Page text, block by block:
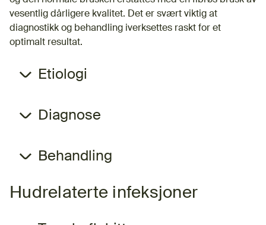
vesentlig dårligere kvalitet. Det er svært viktig at
diagnostikk og behandling iverksettes raskt for et
optimalt resultat.
Etiologi
Diagnose
Behandling
Hudrelaterte infeksjoner